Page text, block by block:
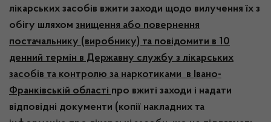
лікарських засобів вжити заходи щодо вилучення їх з
обігу шляхом знищення або повернення
постачальнику (виробнику) та повідомити в 10
денний термін в Державну службу з лікарських
засобів та контролю за наркотиками в Івано-
Франківській області про вжиті заходи і надати
відповідні документи (копії накладних та